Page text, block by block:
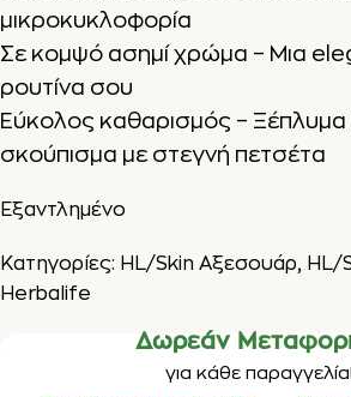
μικροκυκλοφορία
Σε κομψό ασημί χρώμα – Μια
ρουτίνα σου
Εύκολος καθαρισμός – Ξέπλυμα
σκούπισμα με στεγνή πετσέτα
Εξαντλημένο
Κατηγορίες: HL/Skin Αξεσουάρ, HL/
Herbalife
Δωρεάν
για κάθε παραγγελία!